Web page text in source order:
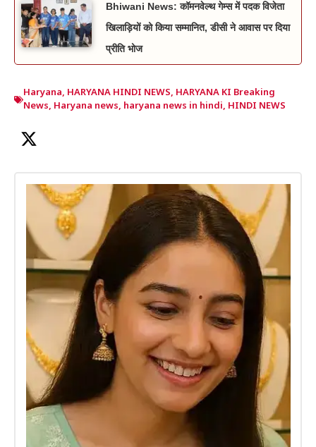
Bhiwani News: कॉमनवेल्थ गेम्स में पदक विजेता
खिलाड़ियों को किया सम्मानित, डीसी ने आवास पर दिया
प्रीति भोज
Haryana, HARYANA HINDI NEWS, HARYANA KI Breaking
News, Haryana news, haryana news in hindi, HINDI NEWS